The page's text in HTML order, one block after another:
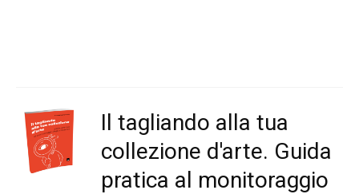
Il tagliando alla tua
collezione d'arte. Guida
pratica al monitoraggio